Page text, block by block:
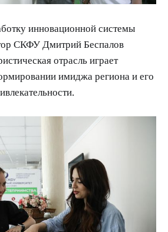
инновационной системы
СКФУ Дмитрий Беспалов
отрасль играет
имиджа региона и его